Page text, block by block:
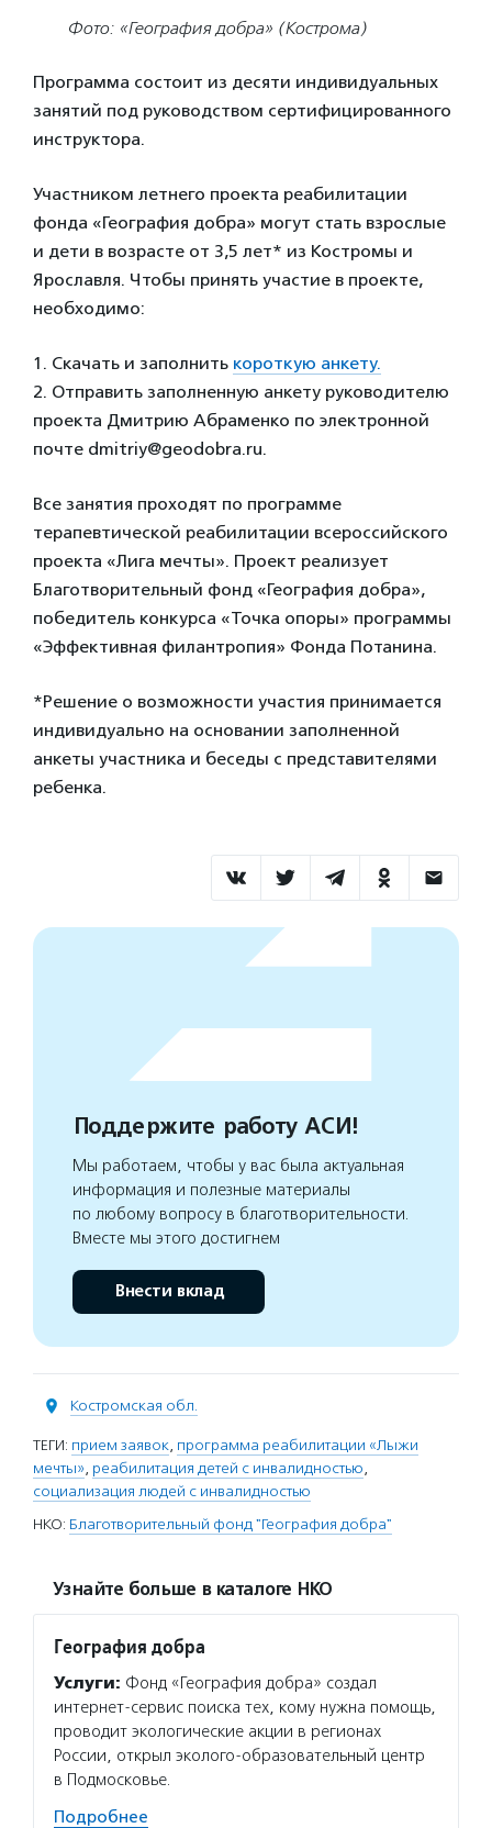
Фото: «География добра» (Кострома)
Программа состоит из десяти индивидуальных
занятий под руководством сертифицированного
инструктора.
Участником летнего проекта реабилитации
фонда «География добра» могут стать взрослые
и дети в возрасте от 3,5 лет* из Костромы и
Ярославля. Чтобы принять участие в проекте,
необходимо:
1. Скачать и заполнить короткую анкету.
2. Отправить заполненную анкету руководителю
проекта Дмитрию Абраменко по электронной
почте dmitriy@geodobra.ru.
Все занятия проходят по программе
терапевтической реабилитации всероссийского
проекта «Лига мечты». Проект реализует
Благотворительный фонд «География добра»,
победитель конкурса «Точка опоры» программы
«Эффективная филантропия» Фонда Потанина.
*Решение о возможности участия принимается
индивидуально на основании заполненной
анкеты участника и беседы с представителями
ребенка.
Поддержите работу АСИ!
Мы работаем, чтобы у вас была актуальная
информация и полезные материалы
по любому вопросу в благотворительности.
Вместе мы этого достигнем
Внести вклад
Костромская обл.
ТЕГИ: прием заявок, программа реабилитации «Лыжи
мечты», реабилитация детей с инвалидностью,
социализация людей с инвалидностью
НКО: Благотворительный фонд "География добра"
Узнайте больше в каталоге НКО
География добра
Услуги: Фонд «География добра» создал
интернет-сервис поиска тех, кому нужна помощь,
проводит экологические акции в регионах
России, открыл эколого-образовательный центр
в Подмосковье.
Подробнее